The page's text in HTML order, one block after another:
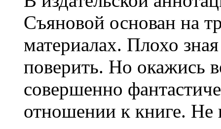
Съяновой основан на
материалах. Плохо
поверить. Но окажись
совершенно
отношении к книге. Не